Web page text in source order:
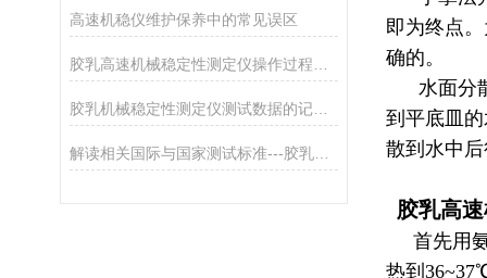
高速机稳仪维护保养中的常见误区
胶乳机械稳定性测定仪测试数据的记录、处理与报告
解读相关国际与国家测试标准---胶乳高速机械稳定性测定仪
即为终点
确的。
水面分散
到平底皿
散到水中
胶乳高
首先用氨
热到